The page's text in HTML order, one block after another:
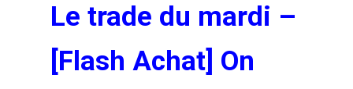
Le trade du mardi –
[Flash Achat] On